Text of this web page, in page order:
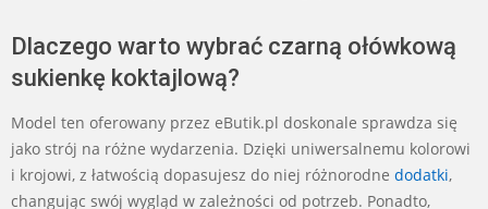
Dlaczego warto wybrać czarną ołówkową
sukienkę koktajlową?
Model ten oferowany przez eButik.pl doskonale sprawdza się
jako strój na różne wydarzenia. Dzięki uniwersalnemu kolorowi
i krojowi, z łatwością dopasujesz do niej różnorodne dodatki,
changując swój wygląd w zależności od potrzeb. Ponadto,